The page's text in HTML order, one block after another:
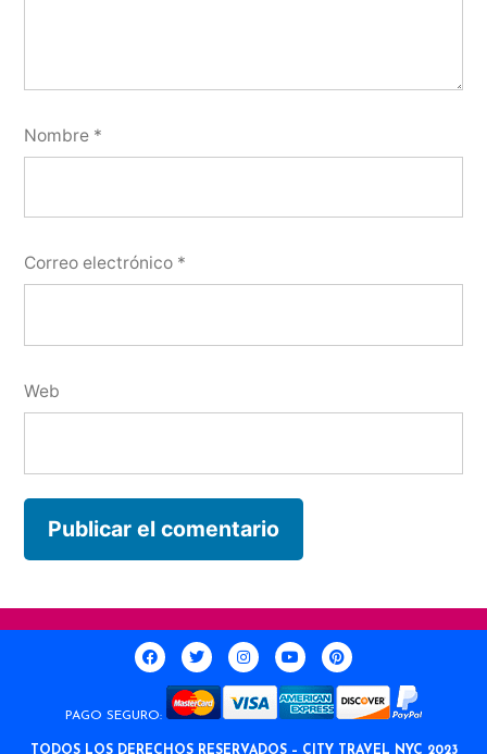
Nombre *
Correo electrónico *
Web
PAGO SEGURO:
TODOS LOS DERECHOS RESERVADOS – CITY TRAVEL NYC 2023